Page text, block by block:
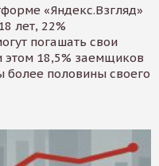
«Яндекс.Взгляд»
лет, 22%
погашать свои
этом 18,5% заемщиков
половины своего